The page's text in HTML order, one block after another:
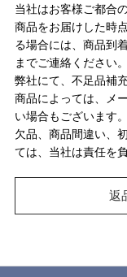
当社はお客様ご都合
商品をお届けした時
る場合には、商品到
までご連絡ください。
弊社にて、不足品補
商品によっては、メ
い場合もございます
欠品、商品間違い、
ては、当社は責任を
返